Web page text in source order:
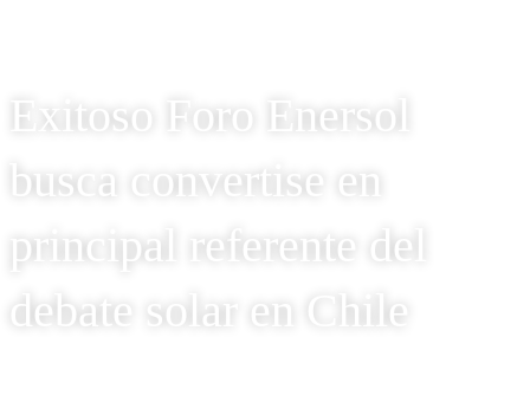
Exitoso Foro Enersol
busca convertise en
principal referente del
debate solar en Chile